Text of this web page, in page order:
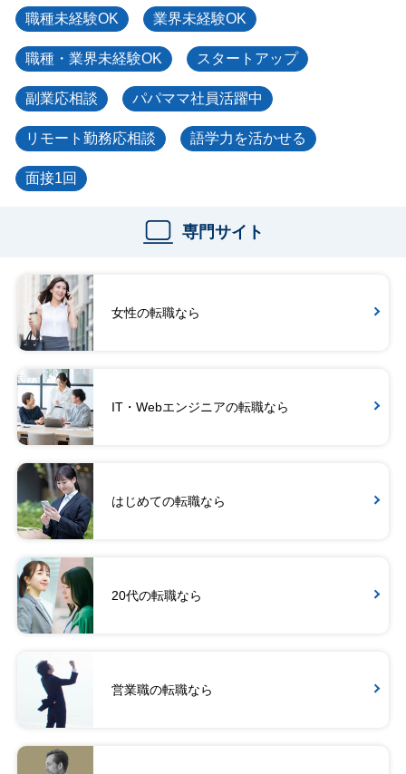
職種未経験OK 業界未経験OK
職種・業界未経験OK スタートアップ
副業応相談 パパママ社員活躍中
リモート勤務応相談 語学力を活かせる
面接1回
専門サイト
女性の転職なら
IT・Webエンジニアの転職なら
はじめての転職なら
20代の転職なら
営業職の転職なら